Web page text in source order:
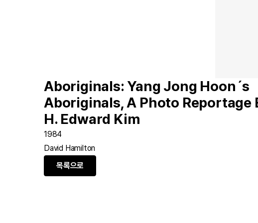
Aboriginals: Yang Jong Hoon´s
Aboriginals, A Photo Reportage
H. Edward Kim
1984
David Hamilton
목록으로